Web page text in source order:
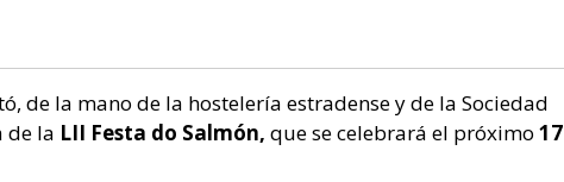
de la mano de la hostelería estradense y de la Sociedad
de la LII Festa do Salmón, que se celebrará el próximo 17